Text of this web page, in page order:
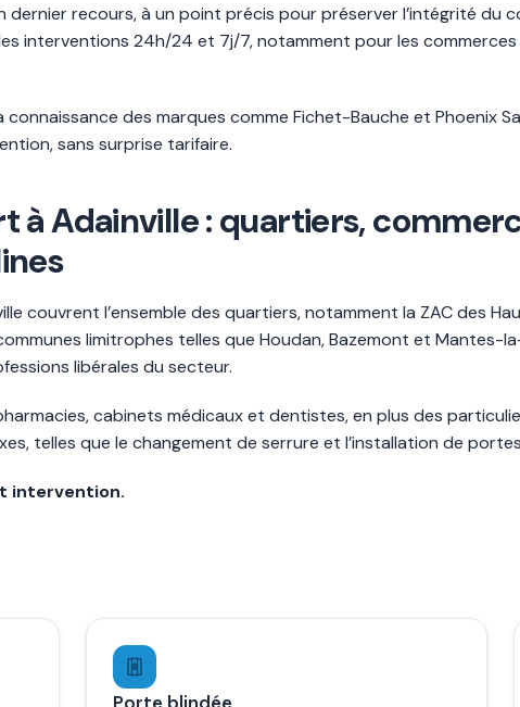
dernier recours, à un point précis pour préserver l’intégrité
interventions 24h/24 et 7j/7, notamment pour les
des marques comme Fichet-Bauche et Phoenix
sans surprise tarifaire.
Adainville : quartiers,
couvrent l’ensemble des quartiers, notamment la ZAC des
limitrophes telles que Houdan, Bazemont et Mantes-
libérales du secteur.
cabinets médicaux et dentistes, en plus des
telles que le changement de serrure et l’installation de
intervention.
Porte blindée